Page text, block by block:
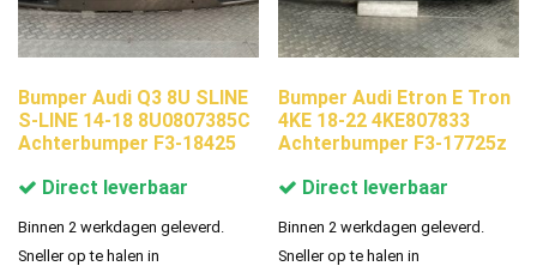
Bumper Audi Q3 8U SLINE
S-LINE 14-18 8U0807385C
Achterbumper F3-18425
Direct leverbaar
Binnen 2 werkdagen geleverd.
Sneller op te halen in
Bumper Audi Etron E Tron
4KE 18-22 4KE807833
Achterbumper F3-17725z
Direct leverbaar
Binnen 2 werkdagen geleverd.
Sneller op te halen in